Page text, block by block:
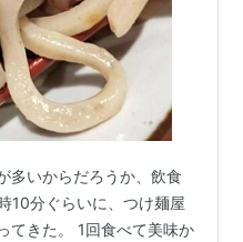
多いからだろうか、飲食
10分ぐらいに、つけ麺屋
てきた。 1回食べて美味か